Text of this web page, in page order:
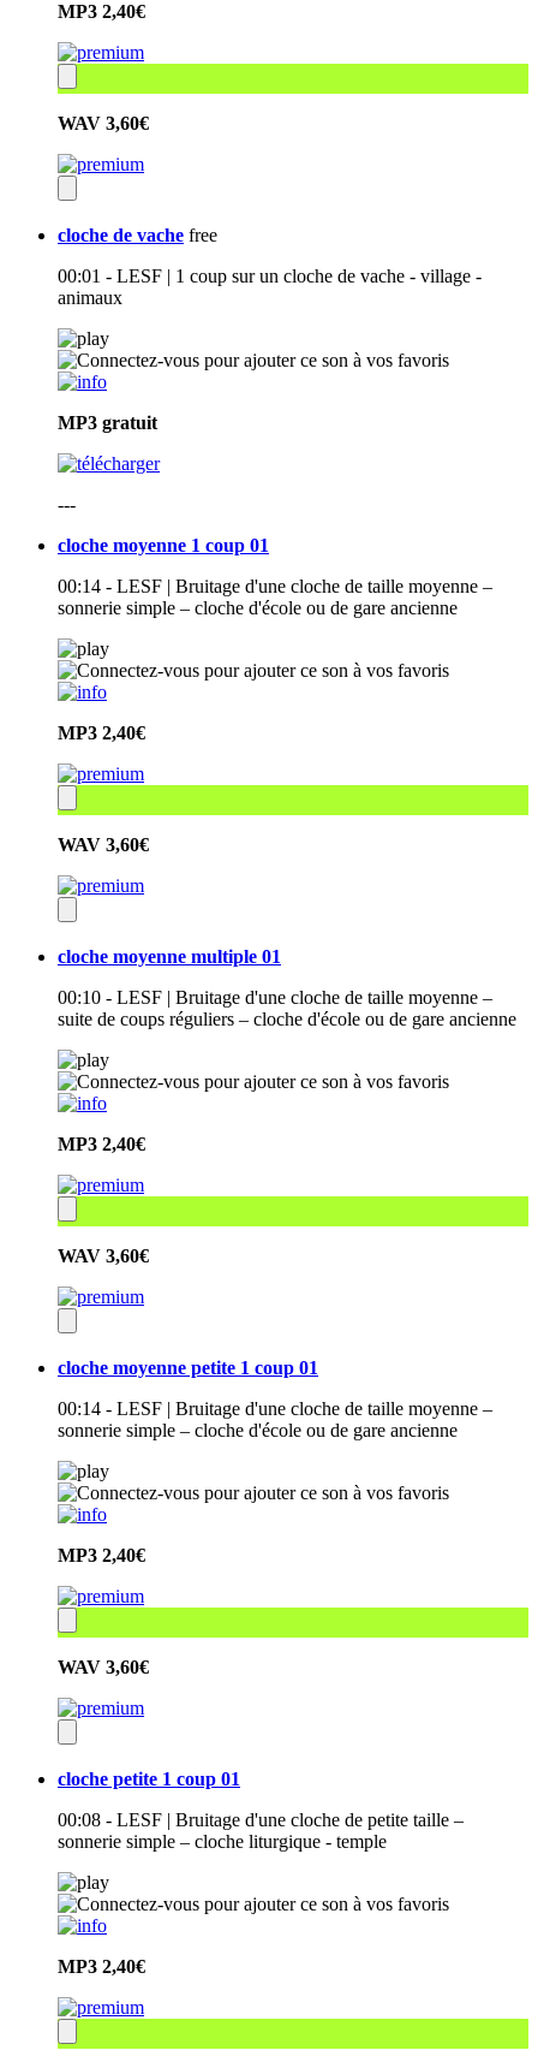
MP3 2,40€
WAV 3,60€
cloche de vache free
00:01 - LESF | 1 coup sur un cloche de vache - village -
animaux
MP3 gratuit
---
cloche moyenne 1 coup 01
00:14 - LESF | Bruitage d'une cloche de taille moyenne –
sonnerie simple – cloche d'école ou de gare ancienne
MP3 2,40€
WAV 3,60€
cloche moyenne multiple 01
00:10 - LESF | Bruitage d'une cloche de taille moyenne –
suite de coups réguliers – cloche d'école ou de gare ancienne
MP3 2,40€
WAV 3,60€
cloche moyenne petite 1 coup 01
00:14 - LESF | Bruitage d'une cloche de taille moyenne –
sonnerie simple – cloche d'école ou de gare ancienne
MP3 2,40€
WAV 3,60€
cloche petite 1 coup 01
00:08 - LESF | Bruitage d'une cloche de petite taille –
sonnerie simple – cloche liturgique - temple
MP3 2,40€